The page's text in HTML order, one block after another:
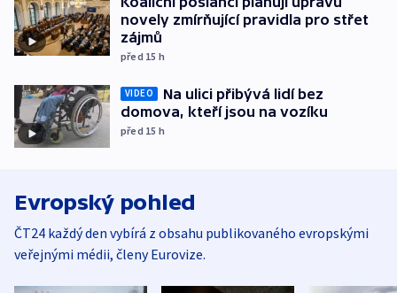
novely zmírňující pravidla pro střet
zájmů
před 15 h
VIDEO
Na ulici přibývá lidí bez
domova, kteří jsou na vozíku
před 15 h
Evropský pohled
ČT24 každý den vybírá z obsahu publikovaného evropskými
veřejnými médii, členy Eurovize.